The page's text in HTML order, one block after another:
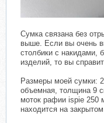
Сумка связана без
выше. Если вы очень
столбики с накидами,
изделий, то вы
Размеры моей сумки:
объемная, толщина 9
моток рафии ispie 250
находится на